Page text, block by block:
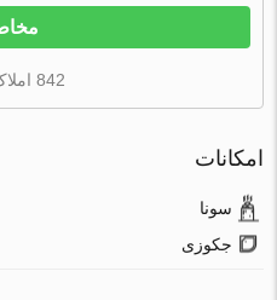
842 املاک بیشتر
امکانات
سونا
جکوزی